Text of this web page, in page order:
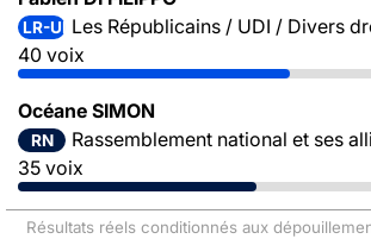
LR-UDI-DVDLes Républicains / UDI / Divers
40 voix
Océane SIMON
RN
Rassemblement national et ses
35 voix
Résultats réels conditionnés aux